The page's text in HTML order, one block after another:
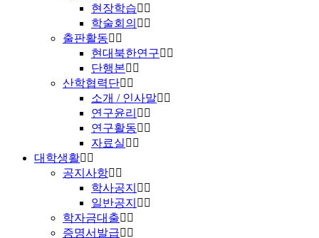
현장학습
학술회의
출판활동
현대북한연구
단행본
산학협력단
소개 / 인사말
연구윤리
연구활동
자료실
대학생활
공지사항
학사공지
일반공지
학자금대출
증명서발급